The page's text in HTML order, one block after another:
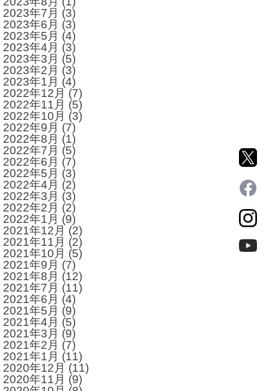
2023年7月 (3)
2023年6月 (3)
2023年5月 (4)
2023年4月 (3)
2023年3月 (5)
2023年2月 (3)
2023年1月 (4)
2022年12月 (7)
2022年11月 (5)
2022年10月 (3)
2022年9月 (7)
2022年8月 (1)
2022年7月 (5)
2022年6月 (7)
2022年5月 (3)
2022年4月 (2)
2022年3月 (3)
2022年2月 (2)
2022年1月 (9)
2021年12月 (2)
2021年11月 (2)
2021年10月 (5)
2021年9月 (7)
2021年8月 (12)
2021年7月 (11)
2021年6月 (4)
2021年5月 (9)
2021年4月 (5)
2021年3月 (9)
2021年2月 (7)
2021年1月 (11)
2020年12月 (11)
2020年11月 (9)